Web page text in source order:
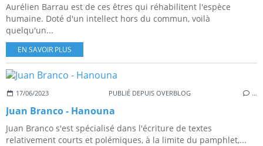
Aurélien Barrau est de ces êtres qui réhabilitent l'espèce
humaine. Doté d'un intellect hors du commun, voilà
quelqu'un...
EN SAVOIR PLUS
17/06/2023 PUBLIÉ DEPUIS OVERBLOG …
Juan Branco - Hanouna
Juan Branco s'est spécialisé dans l'écriture de textes
relativement courts et polémiques, à la limite du pamphlet,...